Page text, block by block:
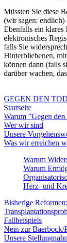
Müssten Sie diese
(wir sagen: endlich)
Ebenfalls ein
elektronisches
falls Sie
Hinterbliebenen,
können dann (falls
darüber wachen,
GEGEN DEN
Startseite
Warum "Gegen
Wer wir sind
Unsere
Was wir erreichen
Warum
Warum
Herz- und
Bisherige
Fallbeispiels
Nein zur Baerbock/
Unsere